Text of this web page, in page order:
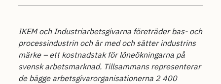
IKEM och Industriarbetsgivarna företräder bas- och
processindustrin och är med och sätter industrins
märke – ett kostnadstak för löneökningarna på
svensk arbetsmarknad. Tillsammans representerar
de bägge arbetsgivarorganisationerna 2 400